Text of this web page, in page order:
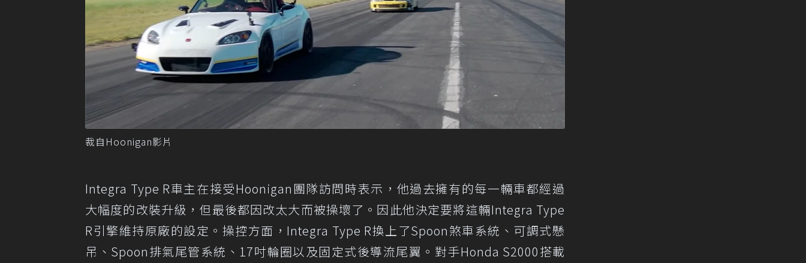
裁自Hoonigan影片
Integra Type R車主在接受Hoonigan團隊訪問時表示，他過去擁有的每一輛車都經過
大幅度的改裝升級，但最後都因改太大而被操壞了。因此他決定要將這輛Integra Type
R引擎維持原廠的設定。操控方面，Integra Type R換上了Spoon煞車系統、可調式懸
吊、Spoon排氣尾管系統、17吋輪圈以及固定式後導流尾翼。對手Honda S2000搭載